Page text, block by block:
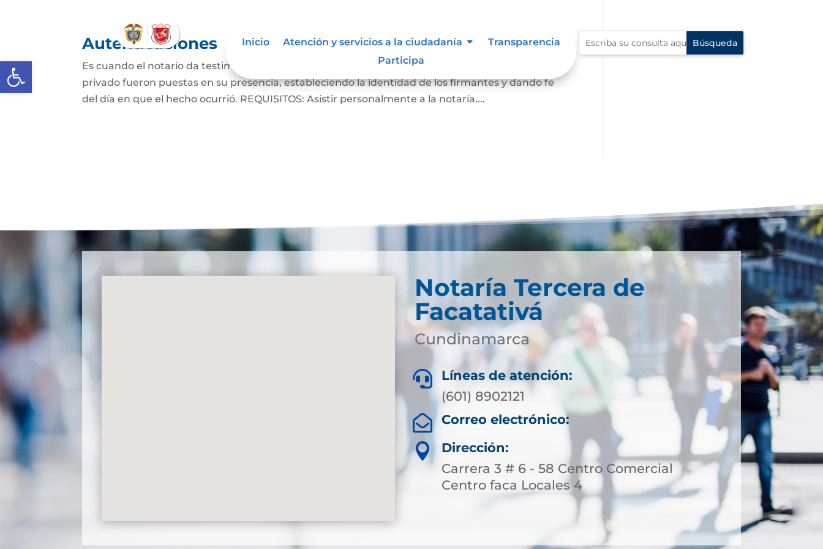
Abrir barra de herramientas
Inicio Atención y servicios a la ciudadanía
Transparencia
Participa
Autenticaciones
Es cuando el notario da testimonio escrito de que las firmas que aparecen en un documento
privado fueron puestas en su presencia, estableciendo la identidad de los firmantes y dando fe
del día en que el hecho ocurrió. REQUISITOS: Asistir personalmente a la notaría....
Notaría Tercera de
Facatativá
Cundinamarca

Líneas de atención:
(601) 8902121
 Correo electrónico:

Dirección:
Carrera 3 # 6 - 58 Centro Comercial
Centro faca Locales 4